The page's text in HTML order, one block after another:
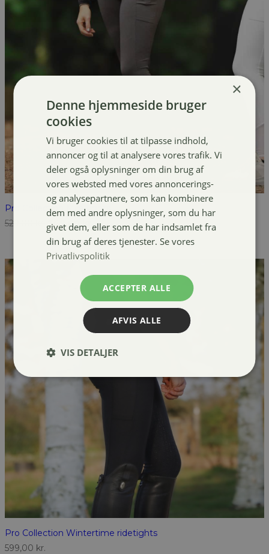
Pro Collection Mira tights
529,00
Den
oprindelige
pris
var:
249,00kr. Den
aktuelle
pris
er:
Pro Collection Wintertime ridetights
599,00 kr.
×
Denne hjemmeside bruger
cookies
Vi bruger cookies til at tilpasse indhold,
annoncer og til at analysere vores trafik. Vi
deler også oplysninger om din brug af
vores websted med vores annoncerings-
og analysepartnere, som kan kombinere
dem med andre oplysninger, som du har
givet dem, eller som de har indsamlet fra
din brug af deres tjenester. Se vores
Privatlivspolitik
ACCEPTER ALLE
AFVIS ALLE
VIS DETALJER